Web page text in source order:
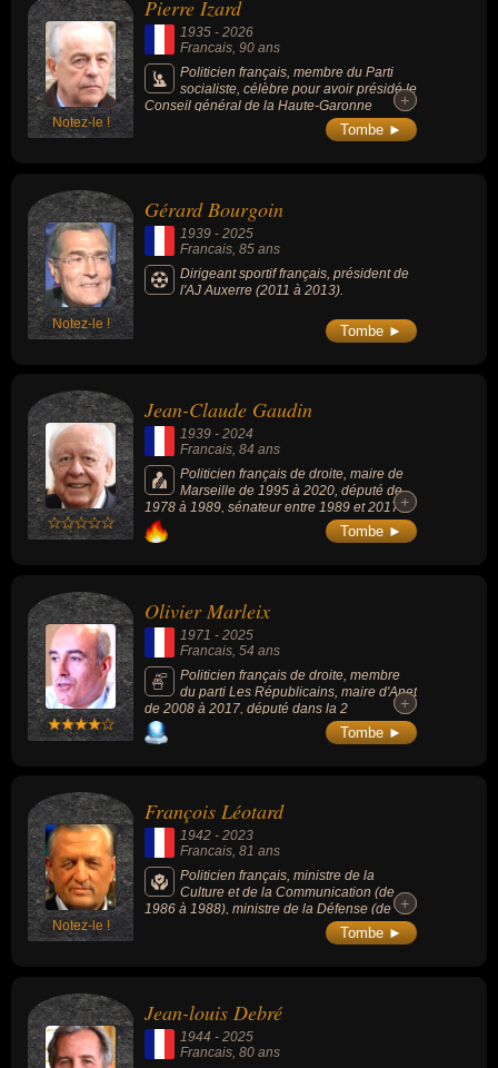
Notez-le !
Pierre Izard
1935 - 2026
Francais, 90 ans
Politicien français, membre du Parti
socialiste, célèbre pour avoir présidé le
Conseil général de la Haute-Garonne
pendant 27 ans (de 1988 à 2015), dont la
construction de nombreux collèges et le
+
+
Tombe ►
Notez-le !
Gérard Bourgoin
1939 - 2025
Francais, 85 ans
Dirigeant sportif français, président de
l'AJ Auxerre (2011 à 2013).
Tombe ►
Jean-Claude Gaudin
1939 - 2024
Francais, 84 ans
Politicien français de droite, maire de
Marseille de 1995 à 2020, député de
1978 à 1989, sénateur entre 1989 et 2017.
Dans les années 1980, il conclut une
alliance avec le Front national pour prendre
+
+
Tombe ►
Olivier Marleix
1971 - 2025
Francais, 54 ans
Politicien français de droite, membre
du parti Les Républicains, maire d'Anet
de 2008 à 2017, député dans la 2
circonscription d'Eure-et-Loir en 2012 et est
vice-président des Républicains, il est élu
+
+
Tombe ►
Notez-le !
François Léotard
1942 - 2023
Francais, 81 ans
Politicien français, ministre de la
Culture et de la Communication (de
1986 à 1988), ministre de la Défense (de
1993 à 1995), président du Parti républicain,
puis de l'UDF (de 1996 à 1998) et coupable
+
+
Tombe ►
Jean-louis Debré
1944 - 2025
Francais, 80 ans